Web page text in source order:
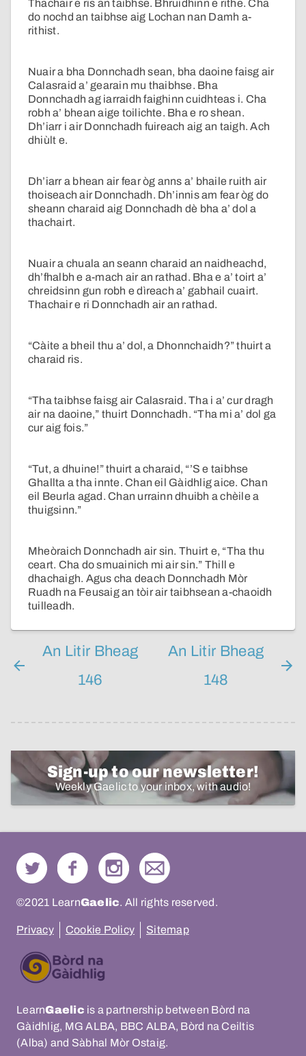
Thachair e ris an taibhse. Bhruidhinn e rithe. Cha
do nochd an taibhse aig Lochan nan Damh a-
rithist.
Nuair a bha Donnchadh sean, bha daoine faisg air
Calasraid a’ gearain mu thaibhse. Bha
Donnchadh ag iarraidh faighinn cuidhteas i. Cha
robh a’ bhean aige toilichte. Bha e ro shean.
Dh’iarr i air Donnchadh fuireach aig an taigh. Ach
dhiùlt e.
Dh’iarr a bhean air fear òg anns a’ bhaile ruith air
thoiseach air Donnchadh. Dh’innis am fear òg do
sheann charaid aig Donnchadh dè bha a’ dol a
thachairt.
Nuair a chuala an seann charaid an naidheachd,
dh’fhalbh e a-mach air an rathad. Bha e a’ toirt a’
chreidsinn gun robh e dìreach a’ gabhail cuairt.
Thachair e ri Donnchadh air an rathad.
“Càite a bheil thu a’ dol, a Dhonnchaidh?” thuirt a
charaid ris.
“Tha taibhse faisg air Calasraid. Tha i a’ cur dragh
air na daoine,” thuirt Donnchadh. “Tha mi a’ dol ga
cur aig fois.”
“Tut, a dhuine!” thuirt a charaid, “’S e taibhse
Ghallta a tha innte. Chan eil Gàidhlig aice. Chan
eil Beurla agad. Chan urrainn dhuibh a chèile a
thuigsinn.”
Mheòraich Donnchadh air sin. Thuirt e, “Tha thu
ceart. Cha do smuainich mi air sin.” Thill e
dhachaigh. Agus cha deach Donnchadh Mòr
Ruadh na Feusaig an tòir air taibhsean a-chaoidh
tuilleadh.
An Litir Bheag
146
An Litir Bheag
148
Sign-up to our newsletter!
Weekly Gaelic to your inbox, with audio!
©2021 LearnGaelic. All rights reserved.
Privacy Cookie Policy Sitemap
LearnGaelic is a partnership between Bòrd na
Gàidhlig, MG ALBA, BBC ALBA, Bòrd na Ceiltis
(Alba) and Sàbhal Mòr Ostaig.